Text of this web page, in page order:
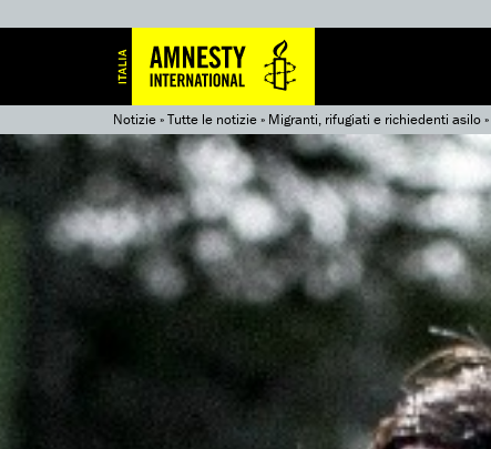
Notizie»Tutte le notizie» Migranti, rifugiati e richiedenti asilo»